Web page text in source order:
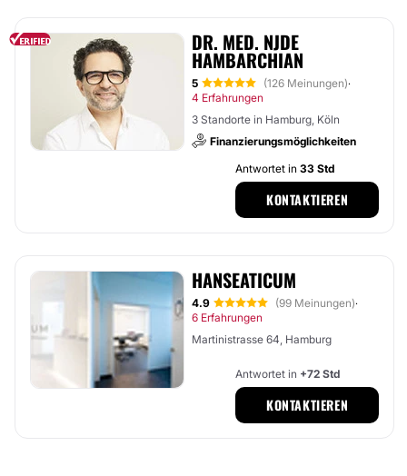
DR. MED. NJDE
HAMBARCHIAN
5 (126 Meinungen)·
4 Erfahrungen
3 Standorte in Hamburg, Köln
Finanzierungsmöglichkeiten
Antwortet in 33 Std
KONTAKTIEREN
HANSEATICUM
4.9 (99 Meinungen)·
6 Erfahrungen
Martinistrasse 64, Hamburg
Antwortet in +72 Std
KONTAKTIEREN